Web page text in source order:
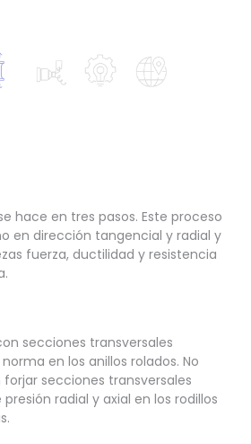
hace en tres pasos. Este proceso
en dirección tangencial y radial y
fuerza, ductilidad y resistencia
secciones transversales
en los anillos rolados. No
secciones transversales
radial y axial en los rodillos